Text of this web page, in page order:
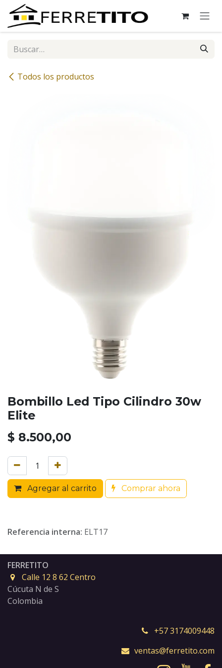
Ir al contenido
Todos los productos
Bombillo Led Tipo Cilindro 30w
Elite
$ 8.500,00
Agregar al carrito Comprar ahora
Referencia interna: ELT17
FERRETITO
Calle 12 8 62 Centro
Cúcuta N de S
Colombia
+57 3174009448
ventas@ferretito.com